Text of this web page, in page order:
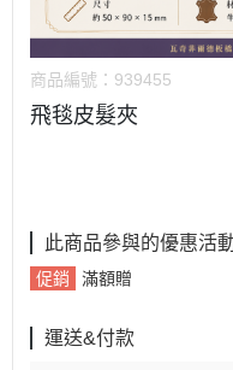
商品編號： 939455
飛毯皮髮夾
此商品參與的優惠活
促銷 滿額贈
運送&付款